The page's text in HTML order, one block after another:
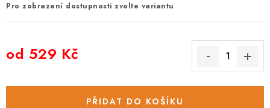
Pro zobrazení dostupnosti zvolte variantu
od 529 Kč
PŘIDAT DO KOŠÍKU